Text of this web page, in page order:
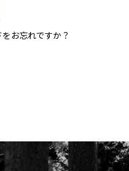
お忘れですか？